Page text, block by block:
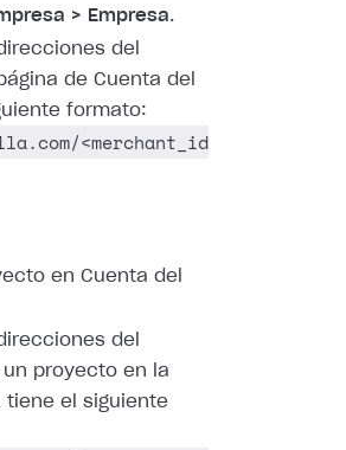
> Empresa.
del
de Cuenta del
formato:
<merchant_id
en Cuenta del
del
proyecto en la
tiene el siguiente